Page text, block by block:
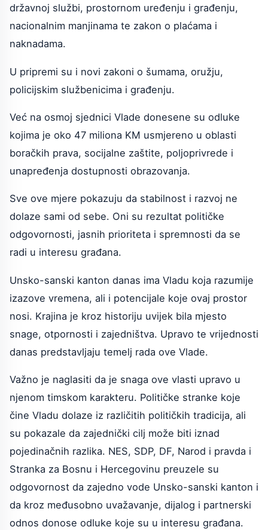
državnoj službi, prostornom uređenju i građenju,
nacionalnim manjinama te zakon o plaćama i
naknadama.
U pripremi su i novi zakoni o šumama, oružju,
policijskim službenicima i građenju.
Već na osmoj sjednici Vlade donesene su odluke
kojima je oko 47 miliona KM usmjereno u oblasti
boračkih prava, socijalne zaštite, poljoprivrede i
unapređenja dostupnosti obrazovanja.
Sve ove mjere pokazuju da stabilnost i razvoj ne
dolaze sami od sebe. Oni su rezultat političke
odgovornosti, jasnih prioriteta i spremnosti da se
radi u interesu građana.
Unsko-sanski kanton danas ima Vladu koja razumije
izazove vremena, ali i potencijale koje ovaj prostor
nosi. Krajina je kroz historiju uvijek bila mjesto
snage, otpornosti i zajedništva. Upravo te vrijednosti
danas predstavljaju temelj rada ove Vlade.
Važno je naglasiti da je snaga ove vlasti upravo u
njenom timskom karakteru. Političke stranke koje
čine Vladu dolaze iz različitih političkih tradicija, ali
su pokazale da zajednički cilj može biti iznad
pojedinačnih razlika. NES, SDP, DF, Narod i pravda i
Stranka za Bosnu i Hercegovinu preuzele su
odgovornost da zajedno vode Unsko-sanski kanton i
da kroz međusobno uvažavanje, dijalog i partnerski
odnos donose odluke koje su u interesu građana.